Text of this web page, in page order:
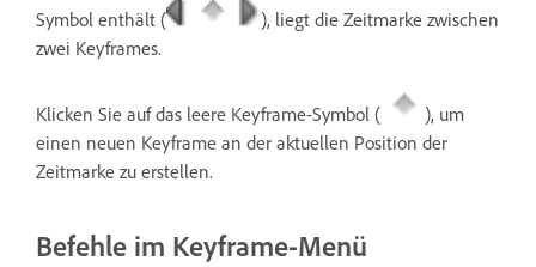
Symbol enthält (
), liegt die Zeitmarke zwischen
zwei Keyframes.
Klicken Sie auf das leere Keyframe-Symbol (
), um
einen neuen Keyframe an der aktuellen Position der
Zeitmarke zu erstellen.
Befehle im Keyframe-Menü